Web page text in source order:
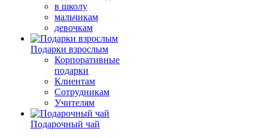
в школу
мальчикам
девочкам
Подарки взрослым
Корпоративные
подарки
Клиентам
Сотрудникам
Учителям
Подарочный чай